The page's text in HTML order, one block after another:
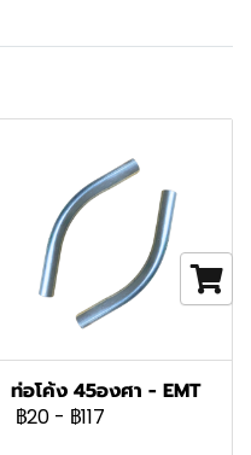
ท่อโค้ง 45องศา - EMT
฿20 - ฿117